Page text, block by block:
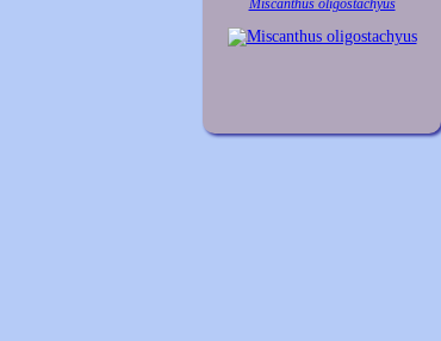
Miscanthus oligostachyus